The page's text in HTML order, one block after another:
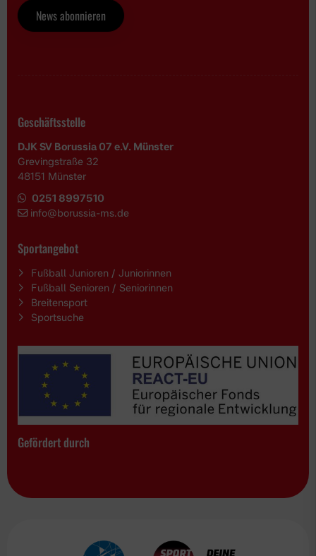
News abonnieren
Geschäftsstelle
DJK SV Borussia 07 e.V. Münster
Grevingstraße 32
48151 Münster
0251 8997510
info@borussia-ms.de
Sportangebot
Fußball Junioren / Juniorinnen
Fußball Senioren / Seniorinnen
Breitensport
Sportsuche
Gefördert durch